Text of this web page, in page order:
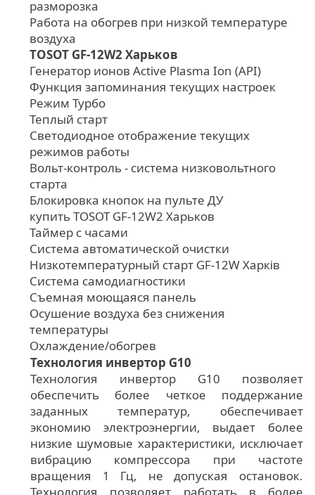
разморозка
Работа на обогрев при низкой температуре
воздуха
TOSOT GF-12W2 Харьков
Генератор ионов Active Plasma Ion (API)
Функция запоминания текущих настроек
Режим Турбо
Теплый старт
Светодиодное отображение текущих
режимов работы
Вольт-контроль - система низковольтного
старта
Блокировка кнопок на пульте ДУ
купить TOSOT GF-12W2 Харьков
Таймер с часами
Система автоматической очистки
Низкотемпературный старт GF-12W Харків
Система самодиагностики
Съемная моющаяся панель
Осушение воздуха без снижения
температуры
Охлаждение/обогрев
Технология инвертор G10
Технология инвертор G10 позволяет
обеспечить более четкое поддержание
заданных температур, обеспечивает
экономию электроэнергии, выдает более
низкие шумовые характеристики, исключает
вибрацию компрессора при частоте
вращения 1 Гц, не допуская остановок.